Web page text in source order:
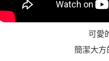
可愛
簡潔大方